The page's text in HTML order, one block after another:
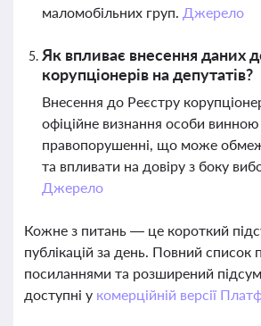
маломобільних груп. Джерело
Як впливає внесення даних
корупціонерів на депутатів?
Внесення до Реєстру
офіційне визнання особи
правопорушенні, що може
та впливати на довіру з боку
Джерело
Кожне з питань — це короткий
публікацій за день. Повний
посиланнями та розширений
доступні у комерційній версії